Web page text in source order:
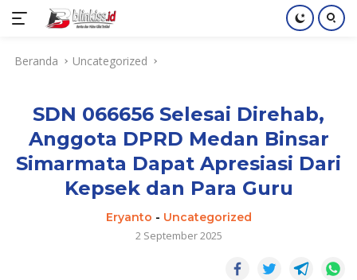
Beranda Uncategorized
SDN 066656 Selesai Direhab,
Anggota DPRD Medan Binsar
Simarmata Dapat Apresiasi Dari
Kepsek dan Para Guru
Eryanto - Uncategorized
2 September 2025